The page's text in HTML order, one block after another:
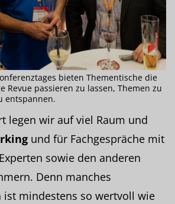
bieten Thementische die
Revue passieren zu lassen, Themen zu
entspannen.
legen wir auf viel Raum und
und für Fachgespräche mit
sowie den anderen
Denn manches
ist mindestens so wertvoll wie